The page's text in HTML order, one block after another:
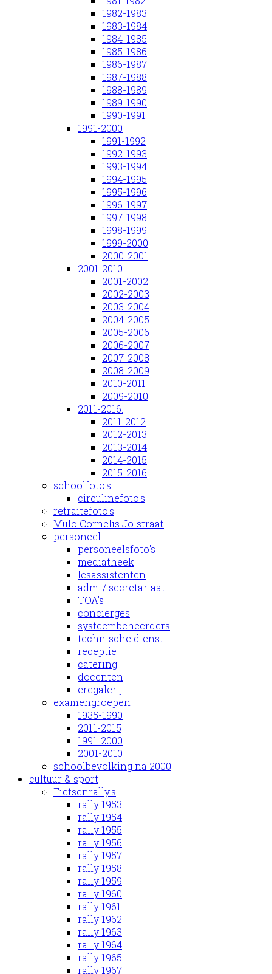
1982-1983
1983-1984
1984-1985
1985-1986
1986-1987
1987-1988
1988-1989
1989-1990
1990-1991
1991-2000
1991-1992
1992-1993
1993-1994
1994-1995
1995-1996
1996-1997
1997-1998
1998-1999
1999-2000
2000-2001
2001-2010
2001-2002
2002-2003
2003-2004
2004-2005
2005-2006
2006-2007
2007-2008
2008-2009
2010-2011
2009-2010
2011-2016.
2011-2012
2012-2013
2013-2014
2014-2015
2015-2016
schoolfoto's
circulinefoto's
retraitefoto's
Mulo Cornelis Jolstraat
personeel
personeelsfoto's
mediatheek
lesassistenten
adm. / secretariaat
TOA's
conciërges
systeembeheerders
technische dienst
receptie
catering
docenten
eregalerij
examengroepen
1935-1990
2011-2015
1991-2000
2001-2010
schoolbevolking na 2000
cultuur & sport
Fietsenrally's
rally 1953
rally 1954
rally 1955
rally 1956
rally 1957
rally 1958
rally 1959
rally 1960
rally 1961
rally 1962
rally 1963
rally 1964
rally 1965
rally 1967